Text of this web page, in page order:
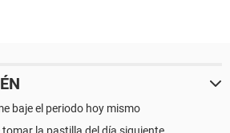
baje el periodo hoy mismo